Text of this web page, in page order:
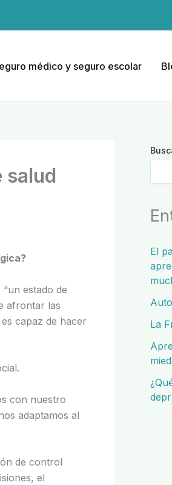
médico y seguro escolar
salud
estado de
afrontar las
capaz de hacer
con nuestro
adaptamos al
de control
el
El
La